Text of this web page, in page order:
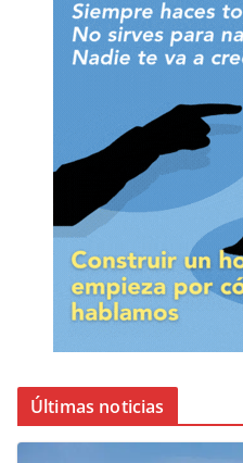
Últimas noticias